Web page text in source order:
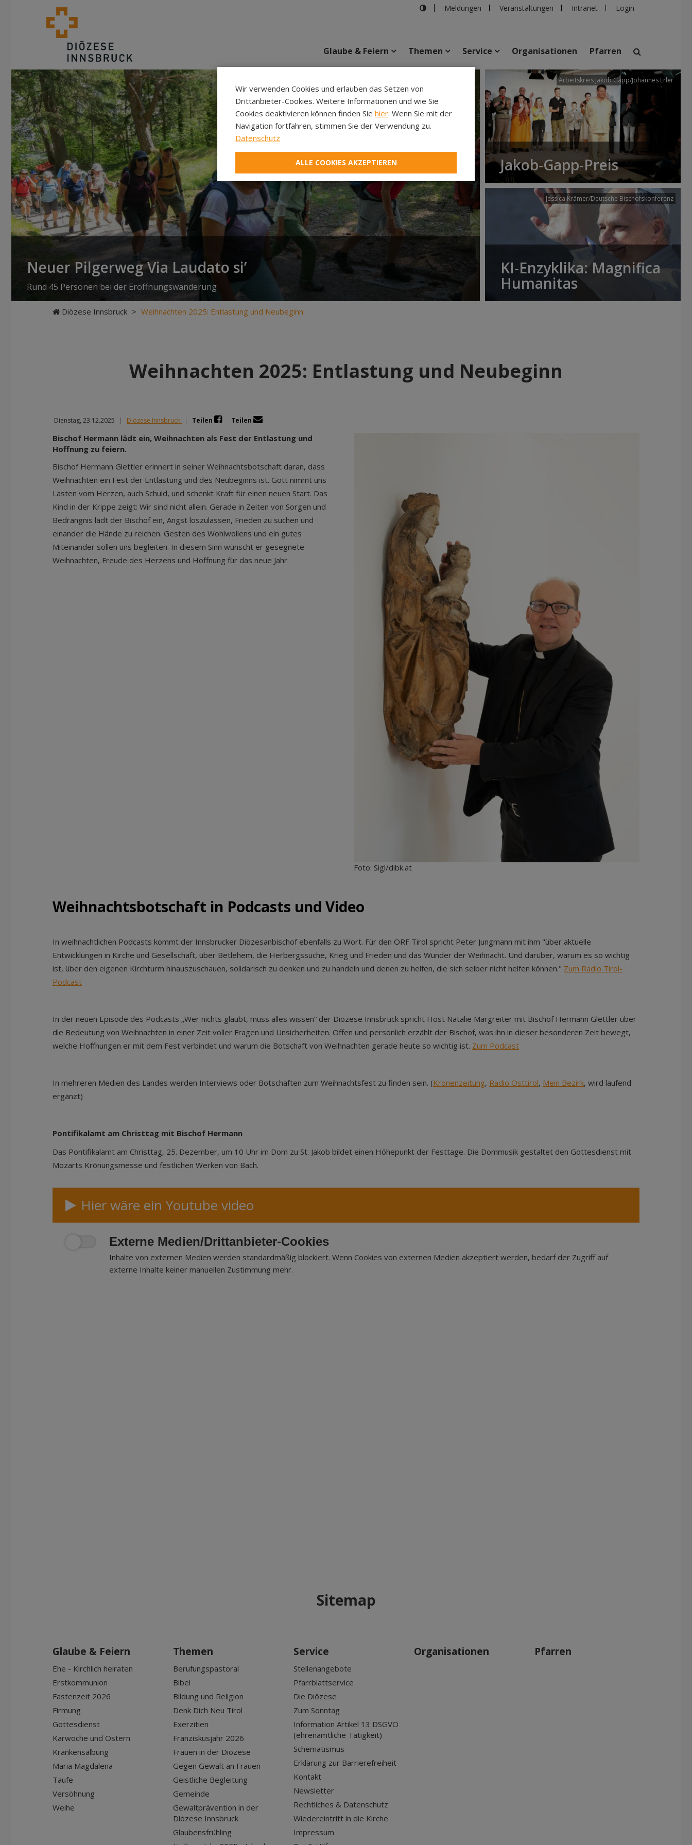
Meldungen Veranstaltungen Intranet Login
suchen
Veranstaltungen Personen Pfarren Einrichtungen
Glaube & Feiern Themen Service Organisationen Pfarren
Neuer Pilgerweg Via Laudato si’
Rund 45 Personen bei der Eröffnungswanderung
Arbeitskreis Jakob Gapp/Johannes Erler
Jakob-Gapp-Preis
Jessica Krämer/Deutsche Bischofskonferenz
KI-Enzyklika: Magnifica
Humanitas
Diözese Innsbruck > Weihnachten 2025: Entlastung und Neubeginn
Weihnachten 2025: Entlastung und Neubeginn
Dienstag, 23.12.2025 | Diözese Innsbruck | Teilen Teilen
Bischof Hermann lädt ein, Weihnachten als Fest der Entlastung und
Hoffnung zu feiern.
Bischof Hermann Glettler erinnert in seiner Weihnachtsbotschaft daran, dass
Weihnachten ein Fest der Entlastung und des Neubeginns ist. Gott nimmt uns
Lasten vom Herzen, auch Schuld, und schenkt Kraft für einen neuen Start. Das
Kind in der Krippe zeigt: Wir sind nicht allein. Gerade in Zeiten von Sorgen und
Bedrängnis lädt der Bischof ein, Angst loszulassen, Frieden zu suchen und
einander die Hände zu reichen. Gesten des Wohlwollens und ein gutes
Miteinander sollen uns begleiten. In diesem Sinn wünscht er gesegnete
Weihnachten, Freude des Herzens und Hoffnung für das neue Jahr.
Foto: Sigl/dibk.at
Weihnachtsbotschaft in Podcasts und Video
In weihnachtlichen Podcasts kommt der Innsbrucker Diözesanbischof ebenfalls zu Wort. Für den ORF Tirol spricht Peter Jungmann mit ihm "über aktuelle
Entwicklungen in Kirche und Gesellschaft, über Betlehem, die Herbergssuche, Krieg und Frieden und das Wunder der Weihnacht. Und darüber, warum es so wichtig
ist, über den eigenen Kirchturm hinauszuschauen, solidarisch zu denken und zu handeln und denen zu helfen, die sich selber nicht helfen können." Zum Radio Tirol-
Podcast
In der neuen Episode des Podcasts „Wer nichts glaubt, muss alles wissen“ der Diözese Innsbruck spricht Host Natalie Margreiter mit Bischof Hermann Glettler über
die Bedeutung von Weihnachten in einer Zeit voller Fragen und Unsicherheiten. Offen und persönlich erzählt der Bischof, was ihn in dieser besonderen Zeit bewegt,
welche Hoffnungen er mit dem Fest verbindet und warum die Botschaft von Weihnachten gerade heute so wichtig ist. Zum Podcast
In mehreren Medien des Landes werden Interviews oder Botschaften zum Weihnachtsfest zu finden sein. (Kronenzeitung, Radio Osttirol, Mein Bezirk, wird laufend
ergänzt)
Pontifikalamt am Christtag mit Bischof Hermann
Das Pontifikalamt am Christtag, 25. Dezember, um 10 Uhr im Dom zu St. Jakob bildet einen Höhepunkt der Festtage. Die Dommusik gestaltet den Gottesdienst mit
Mozarts Krönungsmesse und festlichen Werken von Bach.
Hier wäre ein Youtube video
Externe Medien/Drittanbieter-Cookies
Inhalte von externen Medien werden standardmäßig blockiert. Wenn Cookies von externen Medien akzeptiert werden, bedarf der Zugriff auf
externe Inhalte keiner manuellen Zustimmung mehr.
Sitemap
Glaube & Feiern
Ehe - Kirchlich heiraten
Erstkommunion
Fastenzeit 2026
Firmung
Gottesdienst
Karwoche und Ostern
Krankensalbung
Maria Magdalena
Taufe
Versöhnung
Weihe
Themen
Berufungspastoral
Bibel
Bildung und Religion
Denk Dich Neu Tirol
Exerzitien
Franziskusjahr 2026
Frauen in der Diözese
Gegen Gewalt an Frauen
Geistliche Begleitung
Gemeinde
Gewaltprävention in der
Diözese Innsbruck
Glaubensfrühling
Service
Stellenangebote
Pfarrblattservice
Die Diözese
Zum Sonntag
Information Artikel 13 DSGVO
(ehrenamtliche Tätigkeit)
Schematismus
Erklärung zur Barrierefreiheit
Kontakt
Newsletter
Rechtliches & Datenschutz
Wiedereintritt in die Kirche
Impressum
Organisationen Pfarren
Wir verwenden Cookies und erlauben das Setzen von
Drittanbieter-Cookies. Weitere Informationen und wie Sie
Cookies deaktivieren können finden Sie hier. Wenn Sie mit der
Navigation fortfahren, stimmen Sie der Verwendung zu.
Datenschutz
ALLE COOKIES AKZEPTIEREN